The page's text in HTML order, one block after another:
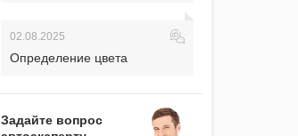
02.08.2025
Определение цвета
Задайте вопрос